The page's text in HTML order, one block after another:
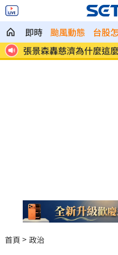
即時 颱風動態 台股
重
張景森轟慈濟為什麼這
首頁 政治